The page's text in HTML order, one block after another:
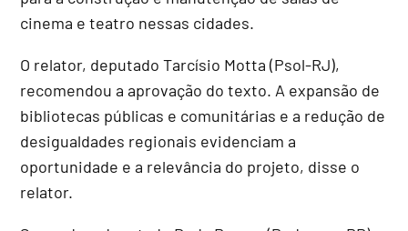
cinema e teatro nessas cidades.
O relator, deputado Tarcísio Motta (Psol-RJ),
recomendou a aprovação do texto. A expansão de
bibliotecas públicas e comunitárias e a redução de
desigualdades regionais evidenciam a
oportunidade e a relevância do projeto, disse o
relator.